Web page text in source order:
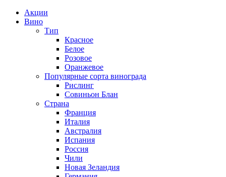
Акции
Вино
Тип
Красное
Белое
Розовое
Оранжевое
Популярные сорта винограда
Рислинг
Совиньон Блан
Страна
Франция
Италия
Австралия
Испания
Россия
Чили
Новая Зеландия